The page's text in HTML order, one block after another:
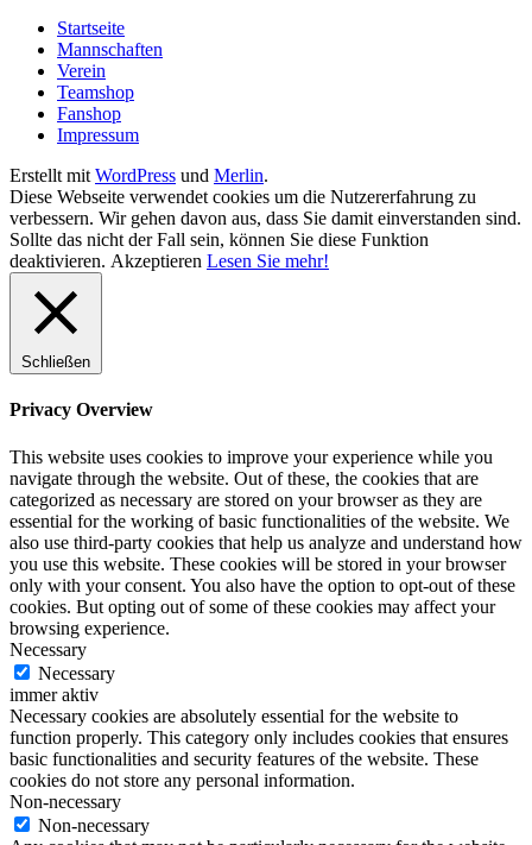
Startseite
Mannschaften
Verein
Teamshop
Fanshop
Impressum
Erstellt mit WordPress und Merlin.
Diese Webseite verwendet cookies um die Nutzererfahrung zu
verbessern. Wir gehen davon aus, dass Sie damit einverstanden sind.
Sollte das nicht der Fall sein, können Sie diese Funktion
deaktivieren. Akzeptieren Lesen Sie mehr!
Schließen
Privacy Overview
This website uses cookies to improve your experience while you
navigate through the website. Out of these, the cookies that are
categorized as necessary are stored on your browser as they are
essential for the working of basic functionalities of the website. We
also use third-party cookies that help us analyze and understand how
you use this website. These cookies will be stored in your browser
only with your consent. You also have the option to opt-out of these
cookies. But opting out of some of these cookies may affect your
browsing experience.
Necessary
Necessary
immer aktiv
Necessary cookies are absolutely essential for the website to
function properly. This category only includes cookies that ensures
basic functionalities and security features of the website. These
cookies do not store any personal information.
Non-necessary
Non-necessary